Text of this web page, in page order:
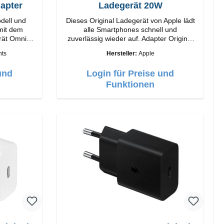
und
dem
Omnia
und
mit
für das
Ladegerät 20W
Dieses Original Ladegerät von Apple lädt
alle Smartphones schnell und
zuverlässig wieder auf. Adapter Original
Anschlüsse: USB-C Output: 20W Farbe:
Hersteller: Apple
Login für Preise und
Funktionen